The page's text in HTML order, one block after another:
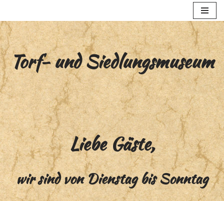
Zum
Inhalt
springen
Torf- und Siedlungsmuseum
Liebe Gäste,
wir sind von Dienstag bis Sonntag